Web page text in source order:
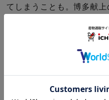
てしまうことも。博多献
あとはきれいに衣紋が抜け
け襟のところをちょっとと
まいます。そうすると、ヨ
が抜けますから、おすすめ